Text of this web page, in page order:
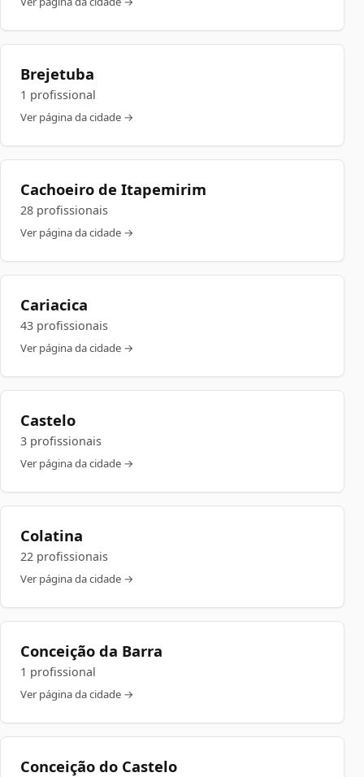
Brejetuba
1 profissional
Ver página da cidade →
Cachoeiro de Itapemirim
28 profissionais
Ver página da cidade →
Cariacica
43 profissionais
Ver página da cidade →
Castelo
3 profissionais
Ver página da cidade →
Colatina
22 profissionais
Ver página da cidade →
Conceição da Barra
1 profissional
Ver página da cidade →
Conceição do Castelo